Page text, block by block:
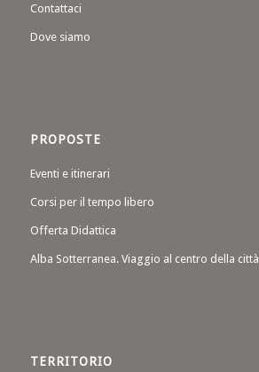
Contattaci
Dove siamo
PROPOSTE
Eventi e itinerari
Corsi per il tempo libero
Offerta Didattica
Alba Sotterranea. Viaggio al centro della città
TERRITORIO